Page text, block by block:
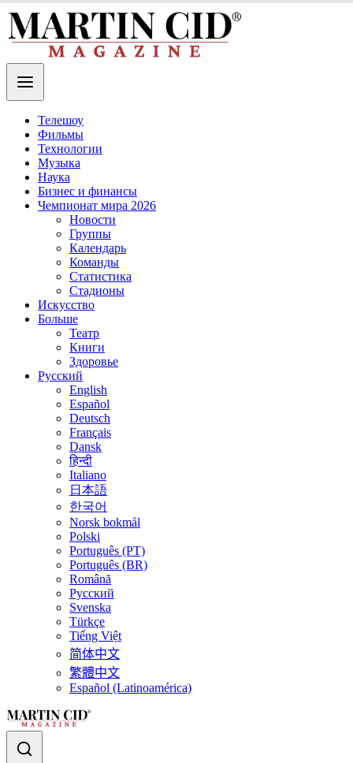
Телешоу
Фильмы
Технологии
Музыка
Наука
Бизнес и финансы
Чемпионат мира 2026
Новости
Группы
Календарь
Команды
Статистика
Стадионы
Искусство
Больше
Театр
Книги
Здоровье
Русский
English
Español
Deutsch
Français
Dansk
हिन्दी
Italiano
日本語
한국어
Norsk bokmål
Polski
Português (PT)
Português (BR)
Română
Русский
Svenska
Türkçe
Tiếng Việt
简体中文
繁體中文
Español (Latinoamérica)